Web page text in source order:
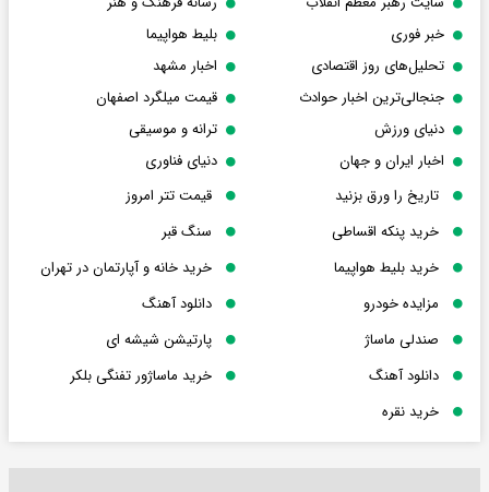
خبر فوری
بلیط هواپیما
تحلیل‌های روز اقتصادی
اخبار مشهد
جنجالی‌ترین اخبار حوادث
قیمت میلگرد اصفهان
دنیای ورزش
ترانه و موسیقی
اخبار ایران و جهان
دنیای فناوری
تاریخ را ورق بزنید
قیمت تتر امروز
خرید پنکه اقساطی
سنگ قبر
خرید بلیط هواپیما
خرید خانه و آپارتمان در تهران
مزایده خودرو
دانلود آهنگ
صندلی ماساژ
پارتیشن شیشه ای
دانلود آهنگ
خرید ماساژور تفنگی بلکر
خرید نقره